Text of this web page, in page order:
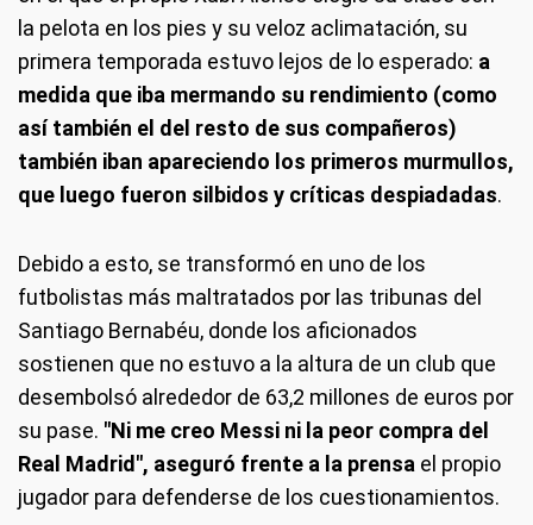
la pelota en los pies y su veloz aclimatación, su
primera temporada estuvo lejos de lo esperado: a
medida que iba mermando su rendimiento (como
así también el del resto de sus compañeros)
también iban apareciendo los primeros murmullos,
que luego fueron silbidos y críticas despiadadas.
Debido a esto, se transformó en uno de los
futbolistas más maltratados por las tribunas del
Santiago Bernabéu, donde los aficionados
sostienen que no estuvo a la altura de un club que
desembolsó alrededor de 63,2 millones de euros por
su pase. "Ni me creo Messi ni la peor compra del
Real Madrid", aseguró frente a la prensa el propio
jugador para defenderse de los cuestionamientos.